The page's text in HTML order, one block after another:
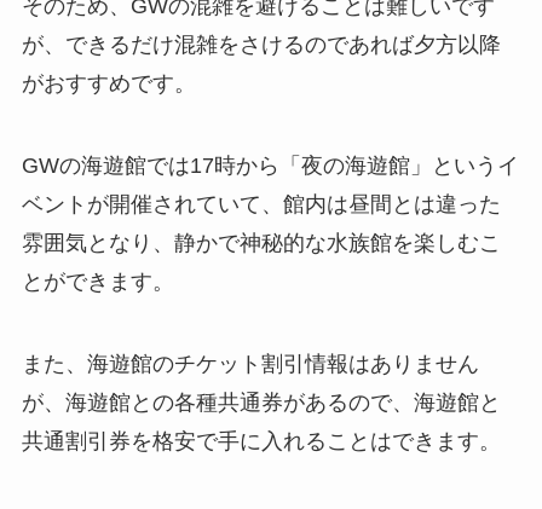
そのため、GWの混雑を避けることは難しいです
が、できるだけ混雑をさけるのであれば夕方以降
がおすすめです。
GWの海遊館では17時から「夜の海遊館」というイ
ベントが開催されていて、館内は昼間とは違った
雰囲気となり、静かで神秘的な水族館を楽しむこ
とができます。
また、海遊館のチケット割引情報はありません
が、海遊館との各種共通券があるので、海遊館と
共通割引券を格安で手に入れることはできます。